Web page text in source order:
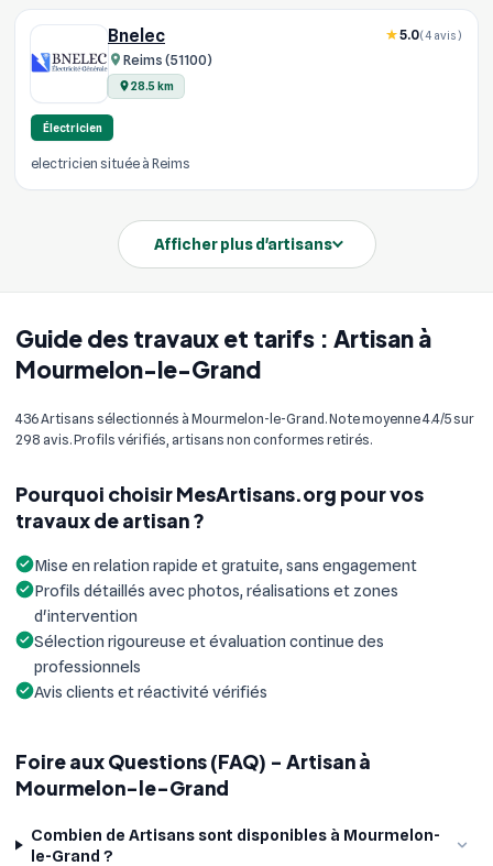
Guide des travaux et tarifs : Artisan à
Mourmelon-le-Grand
436 Artisans sélectionnés à Mourmelon-le-Grand. Note moyenne 4.4/5 sur
298 avis. Profils vérifiés, artisans non conformes retirés.
Pourquoi choisir MesArtisans.org pour vos
travaux de artisan ?
Mise en relation rapide et gratuite, sans engagement
Profils détaillés avec photos, réalisations et zones
d'intervention
Sélection rigoureuse et évaluation continue des
professionnels
Avis clients et réactivité vérifiés
Foire aux Questions (FAQ) - Artisan à
Mourmelon-le-Grand
Combien de Artisans sont disponibles à Mourmelon-
le-Grand ?
Bnelec
Reims (51100)
28.5 km
5.0(4 avis)
Électricien
electricien située à Reims
Afficher plus d'artisans